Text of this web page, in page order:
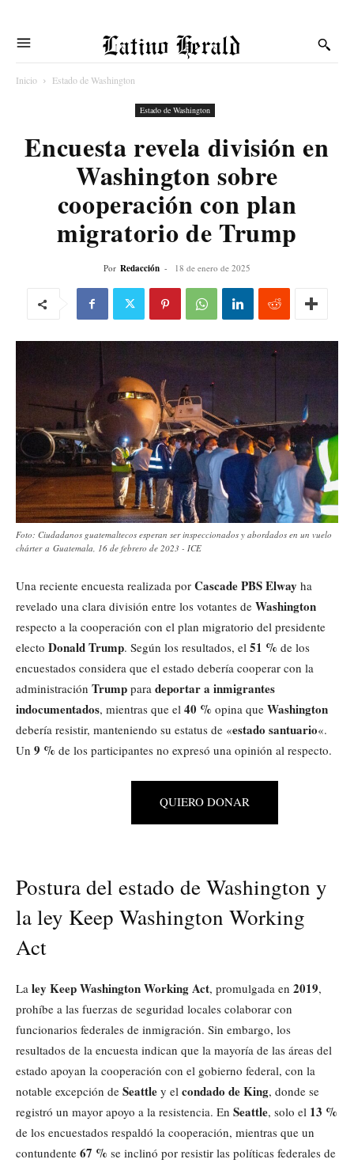
Latino Herald
Inicio Estado de Washington
Estado de Washington
Encuesta revela división en
Washington sobre
cooperación con plan
migratorio de Trump
Por Redacción - 18 de enero de 2025
Foto: Ciudadanos guatemaltecos esperan ser inspeccionados y abordados en un vuelo
chárter a Guatemala, 16 de febrero de 2023 - ICE
Una reciente encuesta realizada por Cascade PBS Elway ha
revelado una clara división entre los votantes de Washington
respecto a la cooperación con el plan migratorio del presidente
electo Donald Trump. Según los resultados, el 51 % de los
encuestados considera que el estado debería cooperar con la
administración Trump para deportar a inmigrantes
indocumentados, mientras que el 40 % opina que Washington
debería resistir, manteniendo su estatus de «estado santuario«.
Un 9 % de los participantes no expresó una opinión al respecto.
QUIERO DONAR
Postura del estado de Washington y
la ley Keep Washington Working
Act
La ley Keep Washington Working Act, promulgada en 2019,
prohíbe a las fuerzas de seguridad locales colaborar con
funcionarios federales de inmigración. Sin embargo, los
resultados de la encuesta indican que la mayoría de las áreas del
estado apoyan la cooperación con el gobierno federal, con la
notable excepción de Seattle y el condado de King, donde se
registró un mayor apoyo a la resistencia. En Seattle, solo el 13 %
de los encuestados respaldó la cooperación, mientras que un
contundente 67 % se inclinó por resistir las políticas federales de